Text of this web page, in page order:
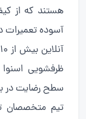
هستند که از
آسوده تعمیرات
ظرفشویی اسنوا
سطح رضایت در
تیم متخصصان